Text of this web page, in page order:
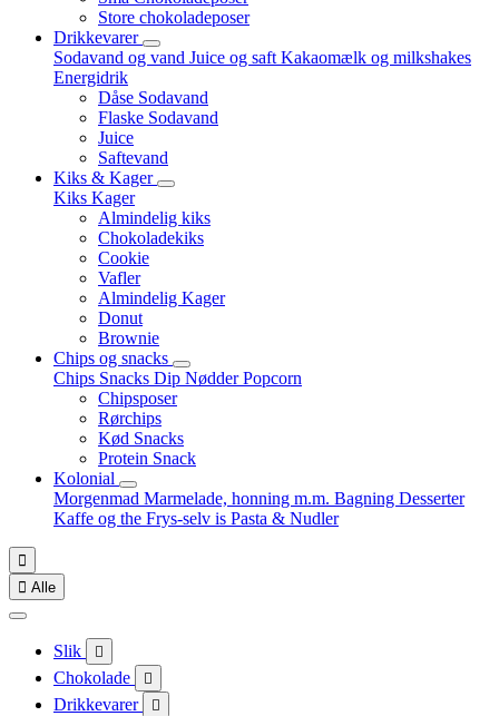
Store chokoladeposer
Drikkevarer
Sodavand og vand Juice og saft Kakaomælk og milkshakes
Energidrik
Dåse Sodavand
Flaske Sodavand
Juice
Saftevand
Kiks & Kager
Kiks Kager
Almindelig kiks
Chokoladekiks
Cookie
Vafler
Almindelig Kager
Donut
Brownie
Chips og snacks
Chips Snacks Dip NødderPopcorn
Chipsposer
Rørchips
Kød Snacks
Protein Snack
Kolonial
Morgenmad Marmelade, honning m.m. Bagning Desserter
Kaffe og the Frys-selv is Pasta & Nudler

 Alle
Slik 
Chokolade 
Drikkevarer 